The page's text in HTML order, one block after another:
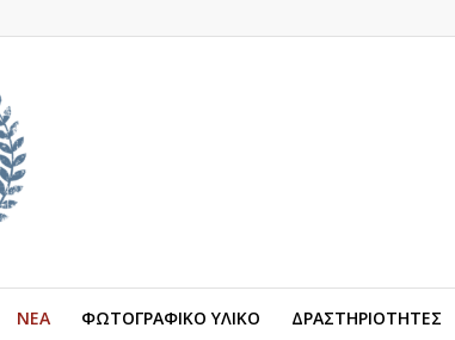
ΝΕΑ ΦΩΤΟΓΡΑΦΙΚΟ ΥΛΙΚΟ ΔΡΑΣΤΗΡΙΟΤΗΤΕΣ